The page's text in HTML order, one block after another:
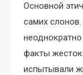
Основной
самих
факты
испытывали